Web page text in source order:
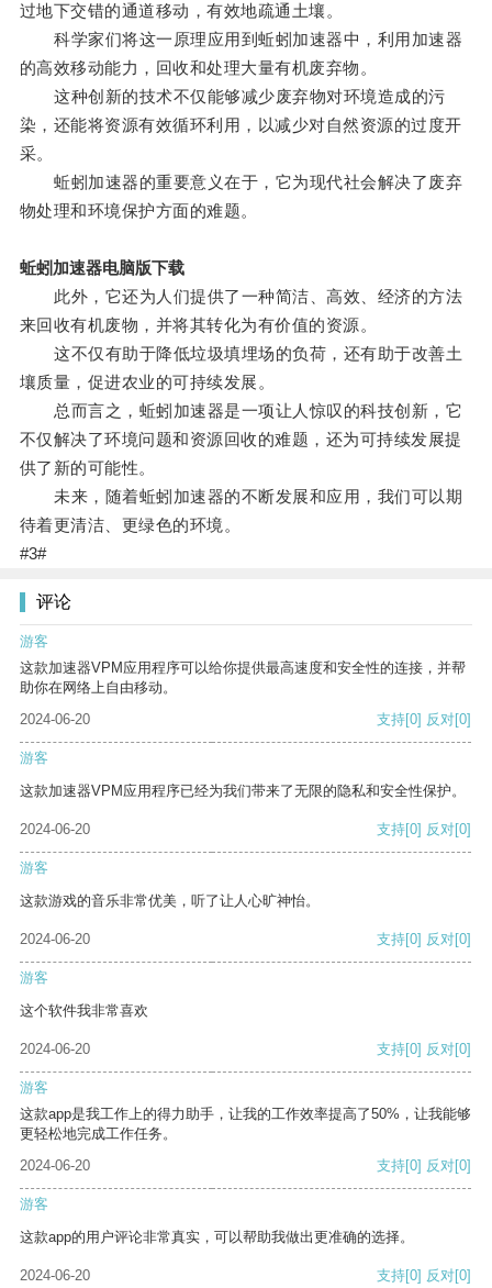
过地下交错的通道移动，有效地疏通土壤。
科学家们将这一原理应用到蚯蚓加速器中，利用加速器
的高效移动能力，回收和处理大量有机废弃物。
这种创新的技术不仅能够减少废弃物对环境造成的污
染，还能将资源有效循环利用，以减少对自然资源的过度开
采。
蚯蚓加速器的重要意义在于，它为现代社会解决了废弃
物处理和环境保护方面的难题。
蚯蚓加速器电脑版下载
此外，它还为人们提供了一种简洁、高效、经济的方法
来回收有机废物，并将其转化为有价值的资源。
这不仅有助于降低垃圾填埋场的负荷，还有助于改善土
壤质量，促进农业的可持续发展。
总而言之，蚯蚓加速器是一项让人惊叹的科技创新，它
不仅解决了环境问题和资源回收的难题，还为可持续发展提
供了新的可能性。
未来，随着蚯蚓加速器的不断发展和应用，我们可以期
待着更清洁、更绿色的环境。
#3#
评论
游客
这款加速器VPM应用程序可以给你提供最高速度和安全性的连接，并帮
助你在网络上自由移动。
2024-06-20
支持[0] 反对[0]
游客
这款加速器VPM应用程序已经为我们带来了无限的隐私和安全性保护。
2024-06-20 支持[0] 反对[0]
游客
这款游戏的音乐非常优美，听了让人心旷神怡。
2024-06-20 支持[0] 反对[0]
游客
这个软件我非常喜欢
2024-06-20 支持[0] 反对[0]
游客
这款app是我工作上的得力助手，让我的工作效率提高了50%，让我能够
更轻松地完成工作任务。
2024-06-20
支持[0] 反对[0]
游客
这款app的用户评论非常真实，可以帮助我做出更准确的选择。
2024-06-20 支持[0] 反对[0]